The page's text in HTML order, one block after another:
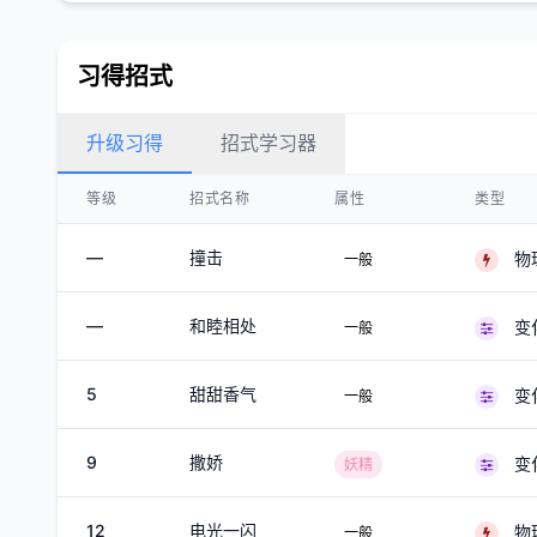
习得招式
升级习得 招式学习器
等级 招式名称 属性 类型
— 撞击 一般 物
— 和睦相处 一般 变
5 甜甜香气 一般 变
9 撒娇 妖精 变
12 电光一闪 一般 物